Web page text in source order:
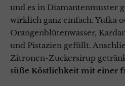
und es in Diamantenmuster
wirklich ganz einfach. Yufka
Orangenblütenwasser,
und Pistazien gefüllt.
Zitronen-Zuckersirup
süße Köstlichkeit mit einer